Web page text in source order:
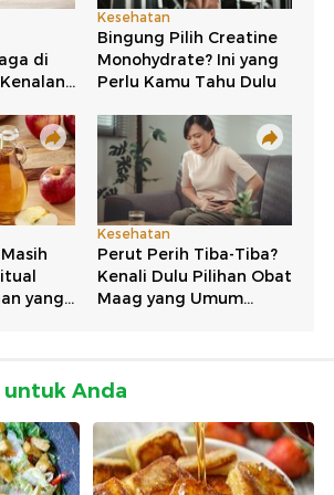
untuk Anda